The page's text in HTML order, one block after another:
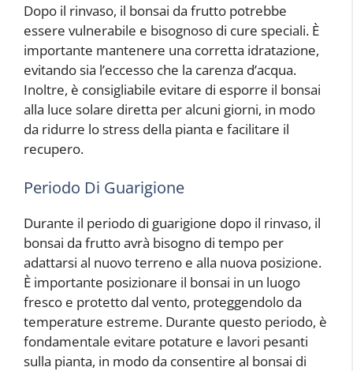
Dopo il rinvaso, il bonsai da frutto potrebbe
essere vulnerabile e bisognoso di cure speciali. È
importante mantenere una corretta idratazione,
evitando sia l’eccesso che la carenza d’acqua.
Inoltre, è consigliabile evitare di esporre il bonsai
alla luce solare diretta per alcuni giorni, in modo
da ridurre lo stress della pianta e facilitare il
recupero.
Periodo Di Guarigione
Durante il periodo di guarigione dopo il rinvaso, il
bonsai da frutto avrà bisogno di tempo per
adattarsi al nuovo terreno e alla nuova posizione.
È importante posizionare il bonsai in un luogo
fresco e protetto dal vento, proteggendolo da
temperature estreme. Durante questo periodo, è
fondamentale evitare potature e lavori pesanti
sulla pianta, in modo da consentire al bonsai di